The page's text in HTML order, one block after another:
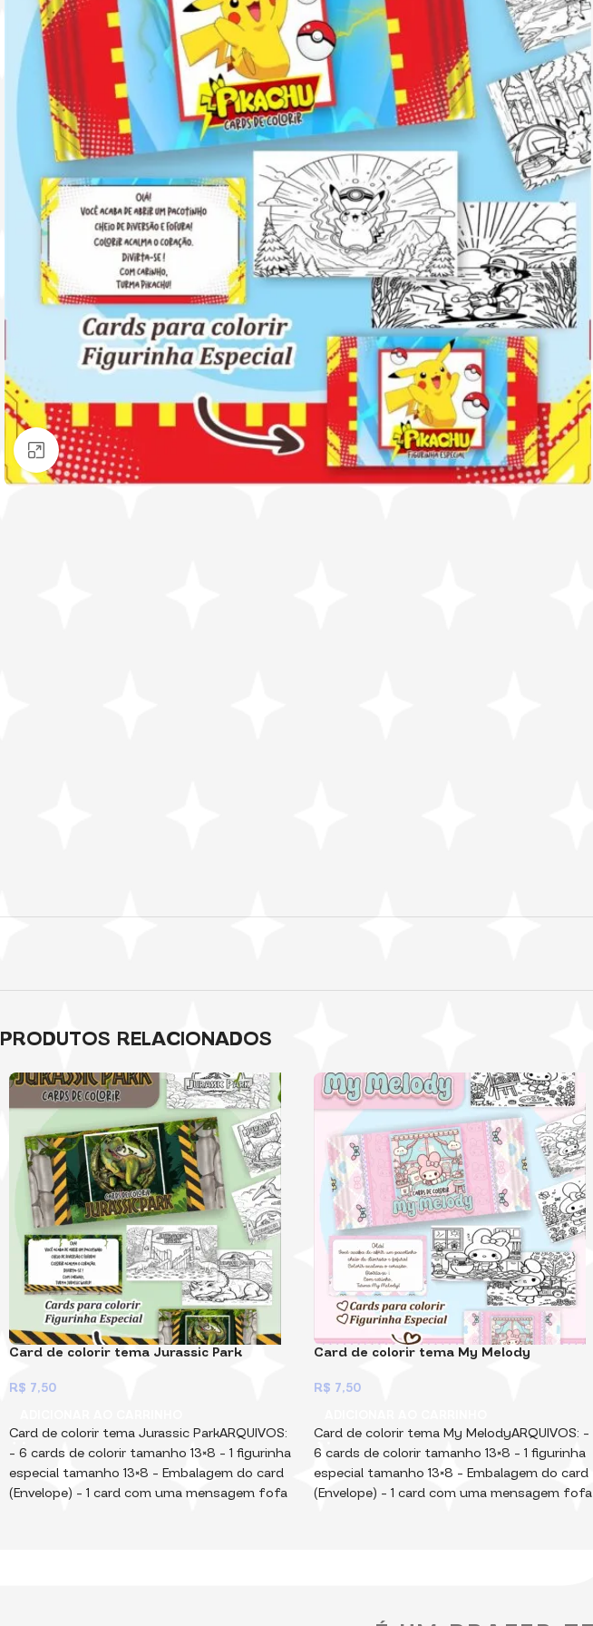
Clique para ampliar
PRODUTOS RELACIONADOS
Card de colorir tema Jurassic Park
R$ 7,50
Card de colorir tema Jurassic ParkARQUIVOS:
– 6 cards de colorir tamanho 13×8 – ⁠1 figurinha
especial tamanho 13×8 – ⁠Embalagem do card
(Envelope) – ⁠1 card com uma mensagem fofa
Card de colorir tema My Melody
R$ 7,50
Card de colorir tema My MelodyARQUIVOS: –
6 cards de colorir tamanho 13×8 – ⁠1 figurinha
especial tamanho 13×8 – ⁠Embalagem do card
(Envelope) – ⁠1 card com uma mensagem fofa